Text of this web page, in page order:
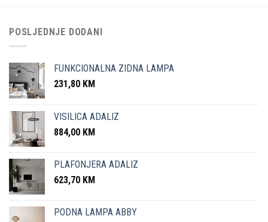
POSLJEDNJE DODANI
FUNKCIONALNA ZIDNA LAMPA
231,80 KM
VISILICA ADALIZ
884,00 KM
PLAFONJERA ADALIZ
623,70 KM
PODNA LAMPA ABBY